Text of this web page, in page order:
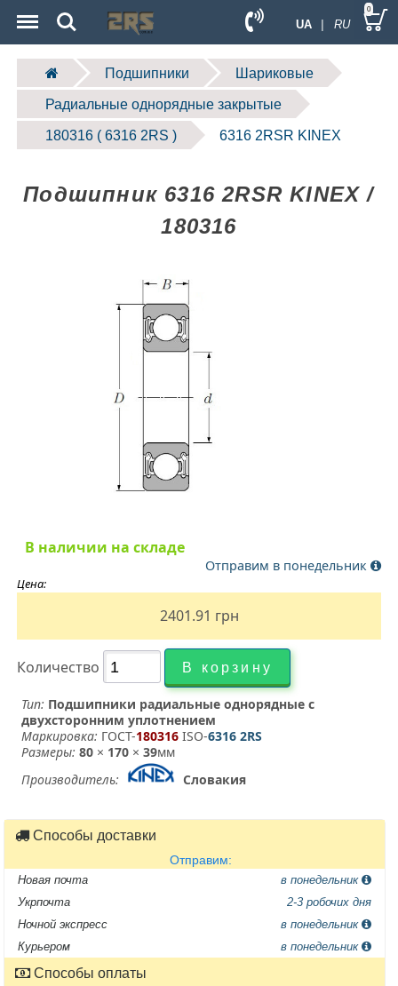
UA | RU
Search 0
Подшипники Шариковые
Радиальные однорядные закрытые
180316 ( 6316 2RS ) 6316 2RSR KINEX
Подшипник 6316 2RSR KINEX /
180316
В наличии на складе
Отправим в понедельник
Цена:
2401.91 грн
Количество
Тип: Подшипники радиальные однорядные с
двухсторонним уплотнением
Маркировка: ГОСТ-180316 ­ ISO-6316 2RS
Размеры: 80 × 170 ×39мм
Производитель:
Словакия
Способы доставки
Отправим:
Новая почта
в понедельник
Укрпочта
2-3 робочих дня
Ночной экспресс
в понедельник
Курьером
в понедельник
Способы оплаты